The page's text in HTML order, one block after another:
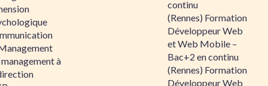
à
continu
(Rennes) Formation
Développeur Web
et Web Mobile –
Bac+2 en continu
(Rennes) Formation
Développeur Web